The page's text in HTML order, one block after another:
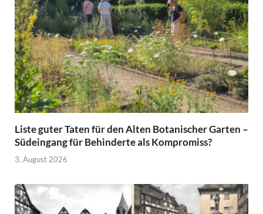
Liste guter Taten für den Alten Botanischer Garten –
Südeingang für Behinderte als Kompromiss?
3. August 2026